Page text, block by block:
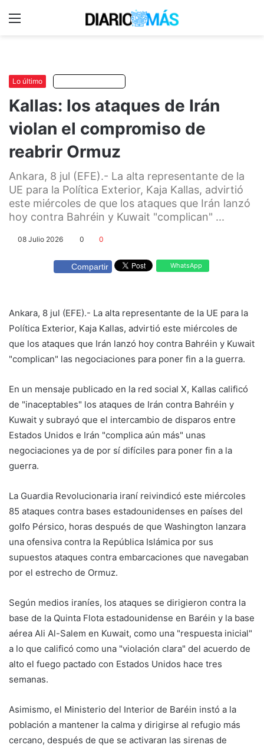
Lo último
Kallas: los ataques de Irán
violan el compromiso de
reabrir Ormuz
Ankara, 8 jul (EFE).- La alta representante de la
UE para la Política Exterior, Kaja Kallas, advirtió
este miércoles de que los ataques que Irán lanzó
hoy contra Bahréin y Kuwait "complican" ...
08 Julio 2026 0 0
Compartir WhatsApp
Ankara, 8 jul (EFE).- La alta representante de la UE para la
Política Exterior, Kaja Kallas, advirtió este miércoles de
que los ataques que Irán lanzó hoy contra Bahréin y Kuwait
"complican" las negociaciones para poner fin a la guerra.
En un mensaje publicado en la red social X, Kallas calificó
de "inaceptables" los ataques de Irán contra Bahréin y
Kuwait y subrayó que el intercambio de disparos entre
Estados Unidos e Irán "complica aún más" unas
negociaciones ya de por sí difíciles para poner fin a la
guerra.
La Guardia Revolucionaria iraní reivindicó este miércoles
85 ataques contra bases estadounidenses en países del
golfo Pérsico, horas después de que Washington lanzara
una ofensiva contra la República Islámica por sus
supuestos ataques contra embarcaciones que navegaban
por el estrecho de Ormuz.
Según medios iraníes, los ataques se dirigieron contra la
base de la Quinta Flota estadounidense en Baréin y la base
aérea Ali Al-Salem en Kuwait, como una "respuesta inicial"
a lo que calificó como una "violación clara" del acuerdo de
alto el fuego pactado con Estados Unidos hace tres
semanas.
Asimismo, el Ministerio del Interior de Baréin instó a la
población a mantener la calma y dirigirse al refugio más
cercano, después de que se activaran las sirenas de